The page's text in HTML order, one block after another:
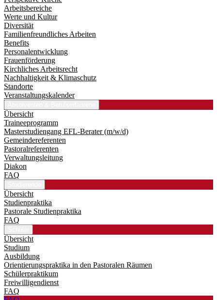
Arbeitsbereiche
Werte und Kultur
Diversität
Familienfreundliches Arbeiten
Benefits
Personalentwicklung
Frauenförderung
Kirchliches Arbeitsrecht
Nachhaltigkeit & Klimaschutz
Standorte
Veranstaltungskalender
Übersicht
Traineeprogramm
Master­studiengang EFL-Berater (m/w/d)
Gemeindereferenten
Pastoralreferenten
Verwaltungsleitung
Diakon
FAQ
Übersicht
Studienpraktika
Pastorale Studienpraktika
FAQ
Übersicht
Studium
Ausbildung
Orientierungspraktika in den Pastoralen Räumen
Schülerpraktikum
Freiwilligendienst
FAQ